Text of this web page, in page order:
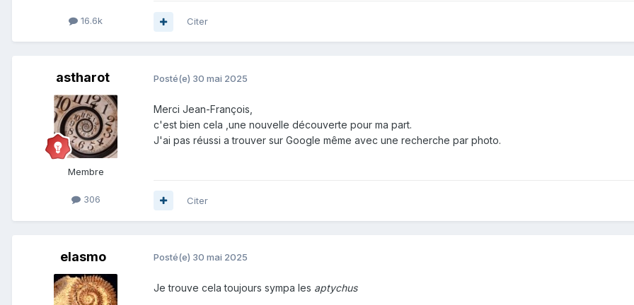
16.6k Citer
astharot
Membre
306
Posté(e) 30 mai 2025
Merci Jean-François,
c'est bien cela ,une nouvelle découverte pour ma part.
J'ai pas réussi a trouver sur Google même avec une recherche par photo.
Citer
elasmo Posté(e) 30 mai 2025
Je trouve cela toujours sympa les aptychus